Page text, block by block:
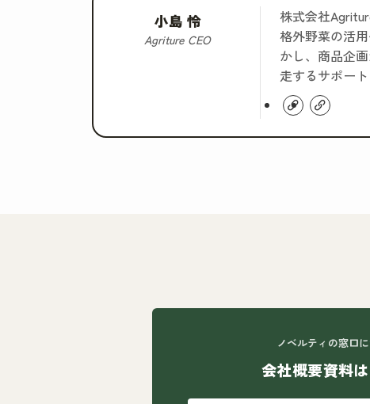
小島 怜
Agriture CEO
株式会社
格外野菜の活
かし、商品企
走するサポート
ノベルティの窓口
会社概要資料